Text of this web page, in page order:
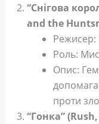
“Снігова
and the
Режисер:
Роль:
Опис:
проти
“Гонка”